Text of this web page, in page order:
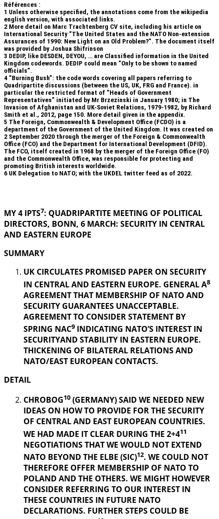
Références :
1 Unless otherwise specified, the annotations come from the wikipedia
english version, with associated links.
2 More detail on Marc Trachtenberg CV site, including his article on
International Security “The United States and the NATO Non-extension
Assurances of 1990: New Light on an Old Problem?”. The document itself
was provided by Joshua Shifrinson
3 DEDIP, like DESDEN, DEYOU, … are Classified information in the United
Kingdom codewords. DEDIP could mean “Only to be shown to named
officials”.
4 “Burning Bush”: the code words covering all papers referring to
Quadripartite discussions (between the US, UK, FRG and France). in
particular the restricted format of “Heads of Government
Representatives” initiated by Mr Brzezinski in January 1980; in The
Invasion of Afghanistan and UK-Soviet Relations, 1979-1982, by Richard
Smith et al., 2012, page 150. More detail given in the appendix.
5 The Foreign, Commonwealth & Development Office (FCDO) is a
department of the Government of the United Kingdom. It was created on
2 September 2020 through the merger of the Foreign & Commonwealth
Office (FCO) and the Department for International Development (DFID).
The FCO, itself created in 1968 by the merger of the Foreign Office (FO)
and the Commonwealth Office, was responsible for protecting and
promoting British interests worldwide.
6 UK Delegation to NATO; with the UKDEL twitter feed as of 2022.
MY 4 IPTS7: QUADRIPARTITE MEETING OF POLITICAL
DIRECTORS, BONN, 6 MARCH: SECURITY IN CENTRAL
AND EASTERN EUROPE
SUMMARY
UK CIRCULATES PROMISED PAPER ON SECURITY
IN CENTRAL AND EASTERN EUROPE. GENERAL A8
AGREEMENT THAT MEMBERSHIP OF NATO AND
SECURITY GUARANTEES UNACCEPTABLE.
AGREEMENT TO CONSIDER STATEMENT BY
SPRING NAC9 INDICATING NATO’S INTEREST IN
SECURITYAND STABILITY IN EASTERN EUROPE.
THICKENING OF BILATERAL RELATIONS AND
NATO/EAST EUROPEAN CONTACTS.
DETAIL
CHROBOG10 (GERMANY) SAID WE NEEDED NEW
IDEAS ON HOW TO PROVIDE FOR THE SECURITY
OF CENTRAL AND EAST EUROPEAN COUNTRIES.
WE HAD MADE IT CLEAR DURING THE 2+411
NEGOTIATIONS THAT WE WOULD NOT EXTEND
NATO BEYOND THE ELBE (SIC)12. WE COULD NOT
THEREFORE OFFER MEMBERSHIP OF NATO TO
POLAND AND THE OTHERS. WE MIGHT HOWEVER
CONSIDER REFERRING TO OUR INTEREST IN
THESE COUNTRIES IN FUTURE NATO
DECLARATIONS. FURTHER STEPS COULD BE